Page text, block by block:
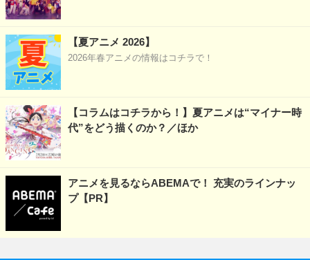
【夏アニメ 2026】
2026年春アニメの情報はコチラで！
【コラムはコチラから！】夏アニメは“マイナー時
代”をどう描くのか？／ほか
アニメを見るならABEMAで！ 充実のラインナッ
プ【PR】